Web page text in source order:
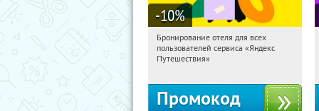
-10%
12:55:14
Получи первым!
Россия
Бронирование отеля для всех
пользователей сервиса «Яндекс
Путешествия»
Промокод